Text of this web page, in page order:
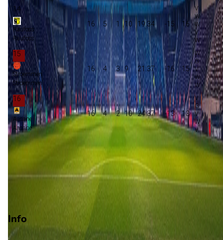
14
Raufoss
Raufoss
16 5 1 10 19:34 -15 16
15
Stroemmen
Stroemmen
16 4 3 9 21:37 -16 15
16
Aasane
Aasane
16 4 2 10 24:37 -13 13
Promotie
Play-offs degradatie
Info
Op 9 augustus 2026 gaat Aasane de strijd aan met